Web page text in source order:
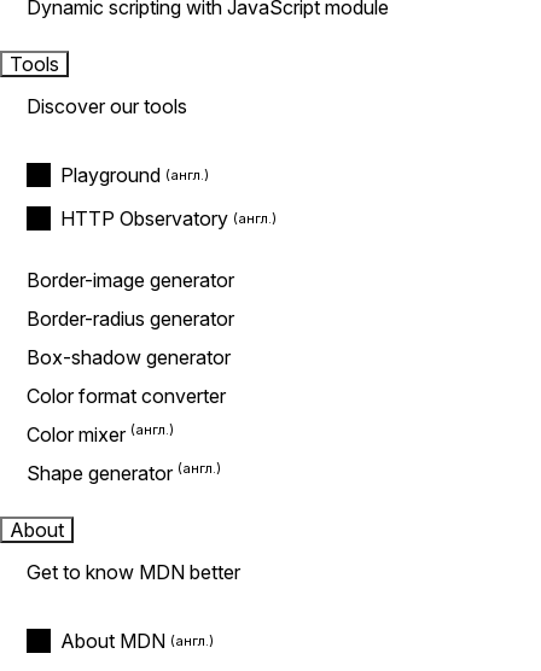
Dynamic scripting with JavaScript module
Tools
Discover our tools
Playground
HTTP Observatory
Border-image generator
Border-radius generator
Box-shadow generator
Color format converter
Color mixer
Shape generator
About
Get to know MDN better
About MDN